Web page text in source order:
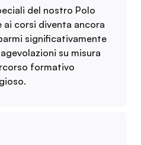
del nostro Polo
corsi diventa ancora
significativamente
su misura
formativo